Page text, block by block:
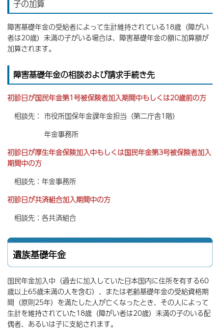
子の加算
障害基礎年金の受給者によって生計維持されている18歳（障がい
者は20歳）未満の子がいる場合は、障害基礎年金の額に加算額が
加算されます。
障害基礎年金の相談および請求手続き先
初診日が国民年金第1号被保険者加入期間中もしくは20歳前の方
相談先： 市役所国保年金課年金担当（第二庁舎1階）
年金事務所
初診日が厚生年金保険加入中もしくは国民年金第3号被保険者加入
期間中の方
相談先：年金事務所
初診日が共済組合加入期間中の方
相談先：各共済組合
遺族基礎年金
国民年金加入中（過去に加入していた日本国内に住所を有する60
歳以上65歳未満の人を含む）、または老齢基礎年金の受給資格期
間（原則25年）を満たした人が亡くなったとき、その人によって
生計を維持されていた18歳（障がい者は20歳）未満の子のいる配
偶者、あるいは子に支給されます。